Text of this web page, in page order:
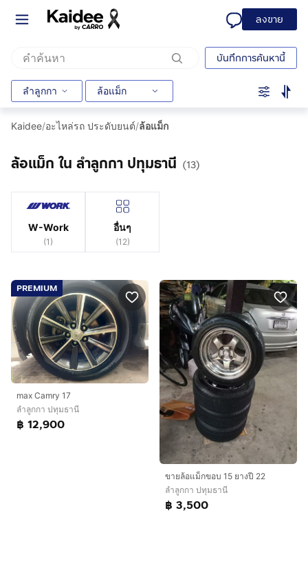
ลงขาย
บันทึกการค้นหานี้
ลำลูกกา ล้อแม็ก
Kaidee/อะไหล่รถ ประดับยนต์/ล้อแม็ก
ล้อแม็ก ใน ลำลูกกา ปทุมธานี (13)
W-Work
(1 )
อื่นๆ
(12)
PREMIUM
max Camry 17
ลำลูกกา ปทุมธานี
฿ 12,900
ขายล้อแม็กขอบ 15 ยางปี 22
ลำลูกกา ปทุมธานี
฿ 3,500